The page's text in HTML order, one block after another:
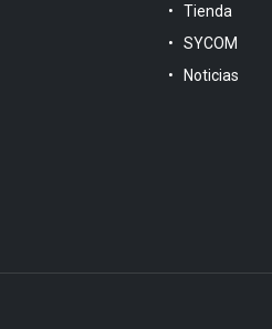
Tienda
SYCOM
Noticias